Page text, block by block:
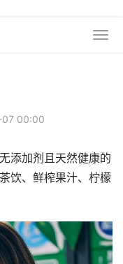
07 00:00
添加剂且天然健康的
饮、鲜榨果汁、柠檬